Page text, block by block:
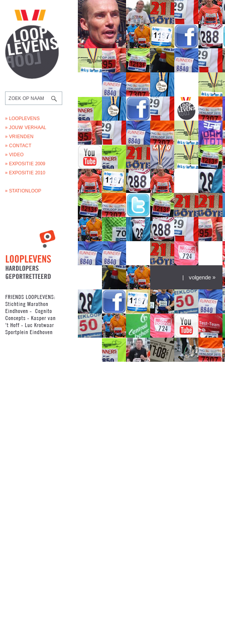
» LOOPLEVENS
» JOUW VERHAAL
» VRIENDEN
» CONTACT
» VIDEO
» EXPOSITIE 2009
» EXPOSITIE 2010
» STATIONLOOP
| volgende »